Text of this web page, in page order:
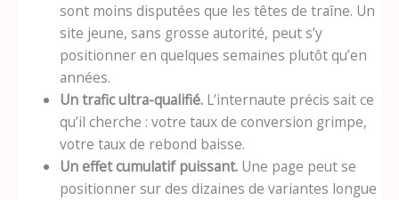
sont moins disputées que les têtes de traîne. Un
site jeune, sans grosse autorité, peut s’y
positionner en quelques semaines plutôt qu’en
années.
Un trafic ultra-qualifié.L’internaute précis sait ce
qu’il cherche : votre taux de conversion grimpe,
votre taux de rebond baisse.
Un effet cumulatif puissant.Une page peut se
positionner sur des dizaines de variantes longue